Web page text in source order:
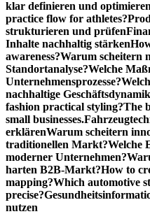
klar definieren und optimieren
practice flow for athletes?
strukturieren und prüfen
Inhalte nachhaltig stärken
awareness?Warum scheitern
Standortanalyse?Welche
Unternehmensprozesse?
nachhaltige
fashion practical styling?The
small businesses.
erklärenWarum scheitern
traditionellen Markt?Welche
moderner Unternehmen?
harten B2B-Markt?How to
mapping?Which automotive
precise?
nutzen